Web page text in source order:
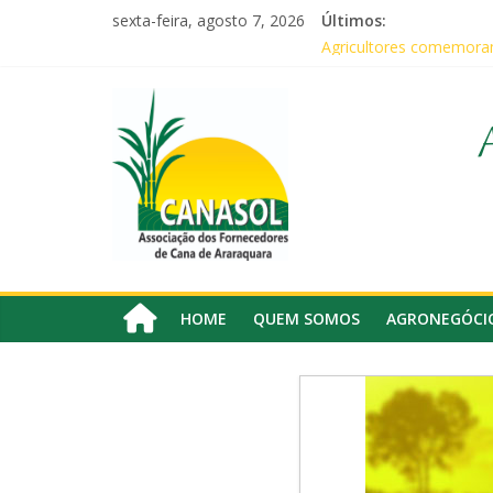
sexta-feira, agosto 7, 2026
Últimos:
Baile Junino (2026) –
Canasol marca
Associados da
Canasol
Associação
dos
Fornecedores
HOME QUEM SOMOS